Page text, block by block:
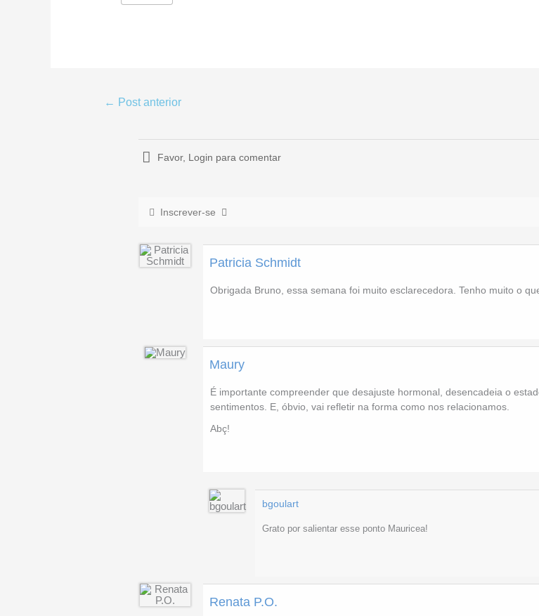
← Post anterior
Favor, Login para comentar
Inscrever-se
Patricia Schmidt
Obrigada Bruno, essa semana foi muito esclarecedora. Tenho muito o
Maury
É importante compreender que desajuste hormonal, desencadeia o
sentimentos. E, óbvio, vai refletir na forma como nos relacionamos.
Abç!
bgoulart
Grato por salientar esse ponto Mauricea!
Renata P.O.